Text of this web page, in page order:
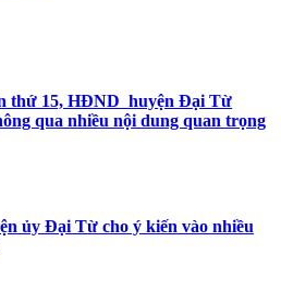
thứ 15, HĐND huyện Đại Từ
qua nhiều nội dung quan trọng
ủy Đại Từ cho ý kiến vào nhiều